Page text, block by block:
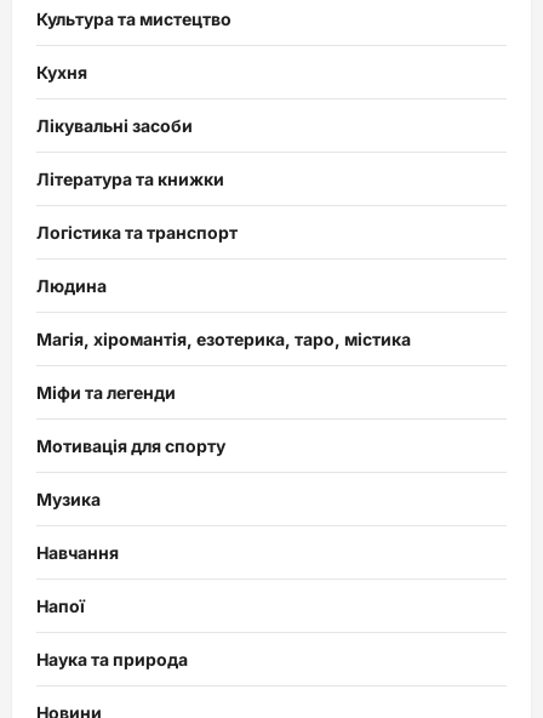
Культура та мистецтво
Кухня
Лікувальні засоби
Література та книжки
Логістика та транспорт
Людина
Магія, хіромантія, езотерика, таро, містика
Міфи та легенди
Мотивація для спорту
Музика
Навчання
Напої
Наука та природа
Новини